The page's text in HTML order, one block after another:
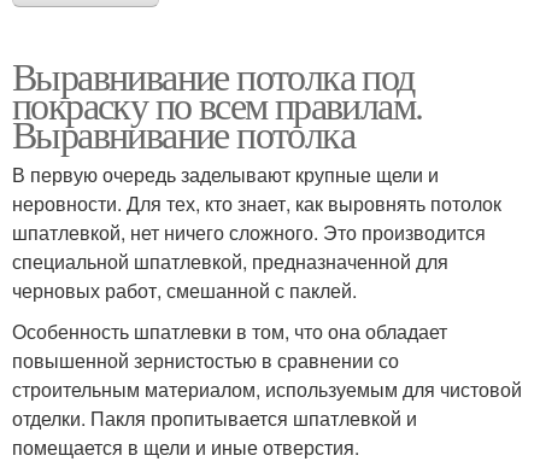
Выравнивание потолка под
покраску по всем правилам.
Выравнивание потолка
В первую очередь заделывают крупные щели и
неровности. Для тех, кто знает, как выровнять потолок
шпатлевкой, нет ничего сложного. Это производится
специальной шпатлевкой, предназначенной для
черновых работ, смешанной с паклей.
Особенность шпатлевки в том, что она обладает
повышенной зернистостью в сравнении со
строительным материалом, используемым для чистовой
отделки. Пакля пропитывается шпатлевкой и
помещается в щели и иные отверстия.